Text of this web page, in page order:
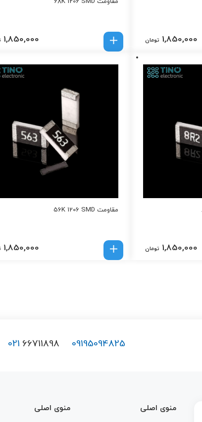
1,850,000 تومان 1,850,000
1,850,000 تومان
مقاومت 56K 1206 SMD
1,850,000
021 66711898 09195094825
منوی اصلی منوی اصلی